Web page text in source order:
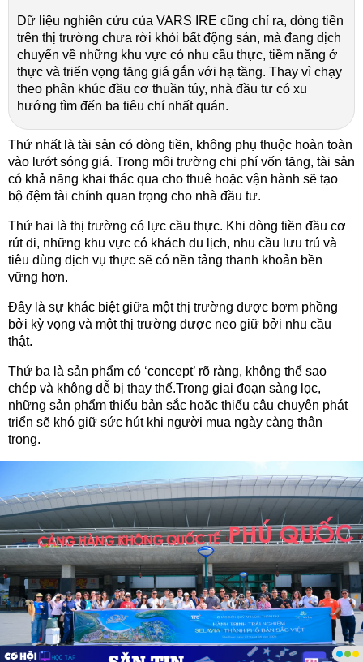
Dữ liệu nghiên cứu của VARS IRE cũng chỉ ra, dòng tiền
trên thị trường chưa rời khỏi bất động sản, mà đang dịch
chuyển về những khu vực có nhu cầu thực, tiềm năng ở
thực và triển vọng tăng giá gắn với hạ tầng. Thay vì chạy
theo phân khúc đầu cơ thuần túy, nhà đầu tư có xu
hướng tìm đến ba tiêu chí nhất quán.
Thứ nhất là tài sản có dòng tiền, không phụ thuộc hoàn toàn
vào lướt sóng giá. Trong môi trường chi phí vốn tăng, tài sản
có khả năng khai thác qua cho thuê hoặc vận hành sẽ tạo
bộ đệm tài chính quan trọng cho nhà đầu tư.
Thứ hai là thị trường có lực cầu thực. Khi dòng tiền đầu cơ
rút đi, những khu vực có khách du lịch, nhu cầu lưu trú và
tiêu dùng dịch vụ thực sẽ có nền tảng thanh khoản bền
vững hơn.
Đây là sự khác biệt giữa một thị trường được bơm phồng
bởi kỳ vọng và một thị trường được neo giữ bởi nhu cầu
thật.
Thứ ba là sản phẩm có ‘concept’ rõ ràng, không thể sao
chép và không dễ bị thay thế.Trong giai đoạn sàng lọc,
những sản phẩm thiếu bản sắc hoặc thiếu câu chuyện phát
triển sẽ khó giữ sức hút khi người mua ngày càng thận
trọng.